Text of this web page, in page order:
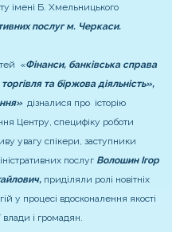
імені Б. Хмельницького
послуг м. Черкаси.
«Фінанси, банківська справа
та біржова діяльність»,
дізналися про історію
Центру, специфіку роботи
увагу спікери, заступники
послуг Волошин Ігор
приділяли ролі новітніх
у процесі вдосконалення якості
влади і громадян.